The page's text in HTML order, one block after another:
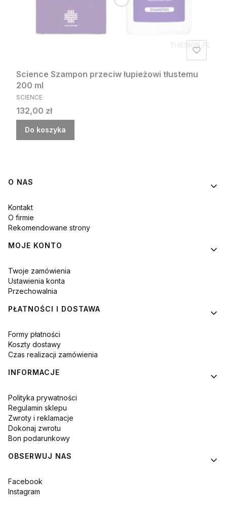
Science Szampon przeciw łupieżowi tłustemu
200 ml
PRODUCENT
SCIENCE
Cena
132,00 zł
Do koszyka
Linki w stopce
O NAS
Kontakt
O firmie
Rekomendowane strony
MOJE KONTO
Twoje zamówienia
Ustawienia konta
Przechowalnia
PŁATNOŚCI I DOSTAWA
Formy płatności
Koszty dostawy
Czas realizacji zamówienia
INFORMACJE
Polityka prywatności
Regulamin sklepu
Zwroty i reklamacje
Dokonaj zwrotu
Bon podarunkowy
OBSERWUJ NAS
Facebook
Instagram